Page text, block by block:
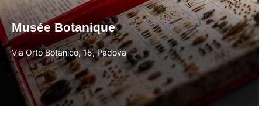
Musée Botanique
Via Orto Botanico, 15, Padova